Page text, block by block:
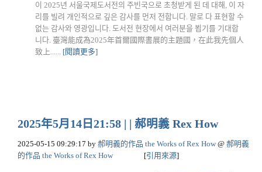
이 2025년 서울국제도서전의 주빈국으로 초청받게 된 데 대해, 이 자
리를 빌려 개인적으로 깊은 감사를 먼저 전합니다. 말로 다 표현할 수
없는 감사와 영광입니다. 도서전 현장에서 여러분을 뵙기를 기대합
니다. 臺灣能成為2025年首爾國際書展的主題國，在此我先個人
致上...... [閱讀更多]
2025年5月14日21:58 | | 郝明義 Rex How
2025-05-15 09:29:17 by 郝明義的作品 the Works of Rex How@ 郝明義
的作品 the Works of Rex How
[引用來源]